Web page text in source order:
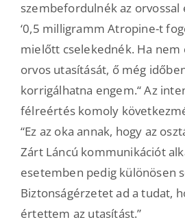
szembefordulnék az
‘0,5 milligramm Atropine-t
mielőtt cselekednék. Ha
orvos utasítását, ő még
korrigálhatna engem.“ Az
félreértés komoly
“Ez az oka annak, hogy az
Zárt Láncú kommunikációt
esetemben pedig különösen
Biztonságérzetet ad a tudat,
értettem az utasítást.”